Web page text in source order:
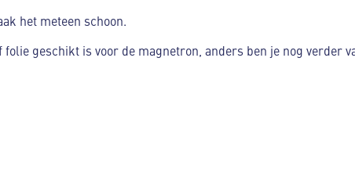
het meteen schoon.
folie geschikt is voor de magnetron, anders ben je nog verder